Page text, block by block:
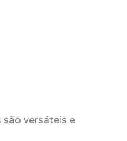
versáteis e